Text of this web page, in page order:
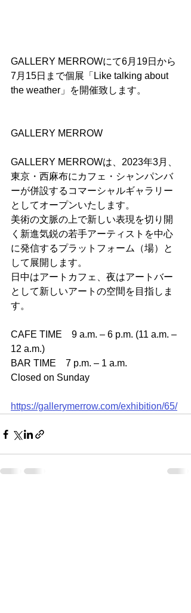
GALLERY MERROWにて6月19日から
7月15日まで個展「Like talking about
the weather」を開催致します。
GALLERY MERROW
GALLERY MERROWは、2023年3月、
東京・西麻布にカフェ・シャンパンバ
ーが併設するコマーシャルギャラリー
としてオープンいたします。
美術の文脈の上で新しい表現を切り開
く新進気鋭の若手アーティストを中心
に発信するプラットフォーム（場）と
して展開します。
日中はアートカフェ、夜はアートバー
として新しいアートの空間を目指しま
す。
CAFE TIME　9 a.m. – 6 p.m. (11 a.m. –
12 a.m.)
BAR TIME　7 p.m. – 1 a.m.
Closed on Sunday
https://gallerymerrow.com/exhibition/65/